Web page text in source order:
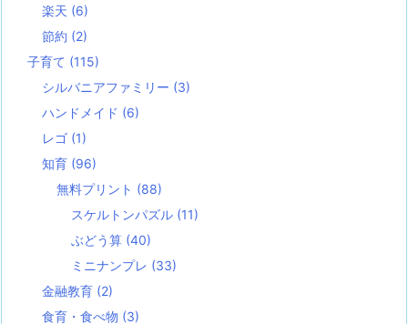
楽天 (6)
節約 (2)
子育て (115)
シルバニアファミリー (3)
ハンドメイド (6)
レゴ (1)
知育 (96)
無料プリント (88)
スケルトンパズル (11)
ぶどう算 (40)
ミニナンプレ (33)
金融教育 (2)
食育・食べ物 (3)